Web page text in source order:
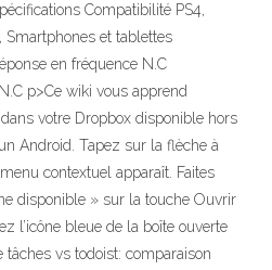
Compatibilité PS4,
Smartphones et tablettes
en fréquence N.C
p>Ce wiki vous apprend
votre Dropbox disponible hors
Android. Tapez sur la flèche à
contextuel apparaît. Faites
disponible » sur la touche Ouvrir
l’icône bleue de la boîte ouverte
tâches vs todoist: comparaison